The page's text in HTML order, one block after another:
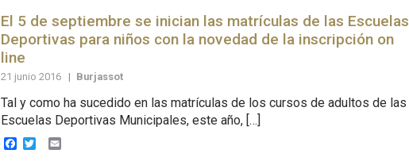
El 5 de septiembre se inician las matrículas de las Escuelas
Deportivas para niños con la novedad de la inscripción on
line
21 junio 2016 | Burjassot
Tal y como ha sucedido en las matrículas de los cursos de adultos de las
Escuelas Deportivas Municipales, este año, […]
Facebook
TwitterEmail